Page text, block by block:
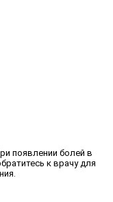
появлении болей в
к врачу для